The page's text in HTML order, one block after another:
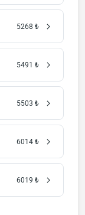
5268 ₺
5491 ₺
5503 ₺
6014 ₺
6019 ₺